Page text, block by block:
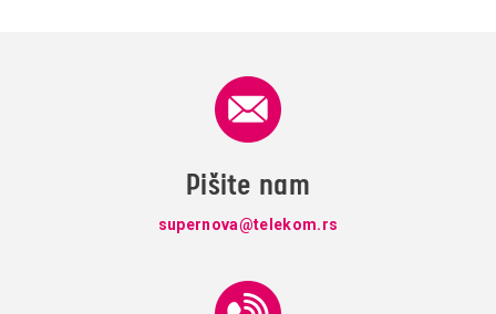
Pišite nam
supernova@telekom.rs